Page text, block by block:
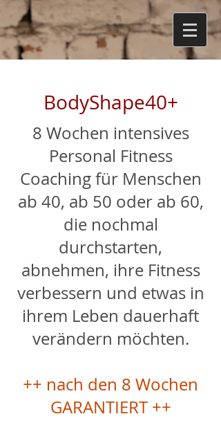
BodyShape40+
8 Wochen intensives
Personal Fitness
Coaching für Menschen
ab 40, ab 50 oder ab 60,
die nochmal
durchstarten,
abnehmen, ihre Fitness
verbessern und etwas in
ihrem Leben dauerhaft
verändern möchten.
++ nach den 8 Wochen
GARANTIERT ++